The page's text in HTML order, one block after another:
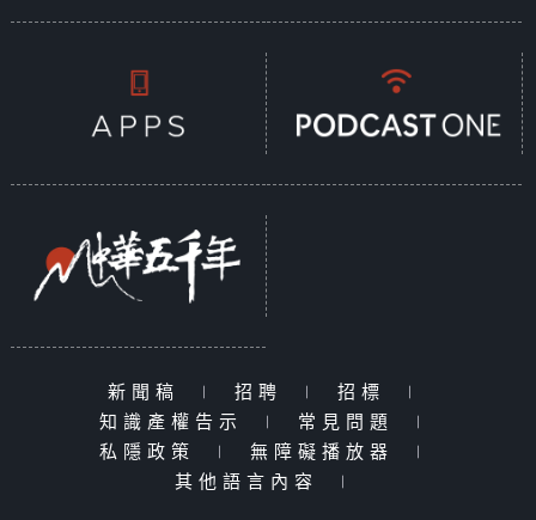
新聞稿 | 招聘 | 招標
|
知識產權告示
| 常見問題
|
私隱政策
| 無障礙播放器
|
其他語言內容
|